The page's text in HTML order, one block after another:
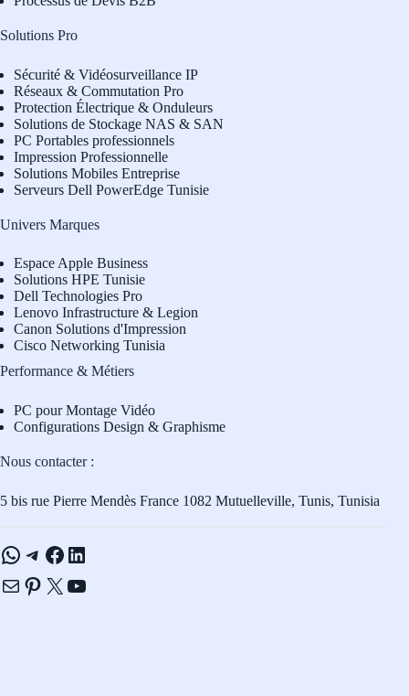
Solutions Pro
Sécurité & Vidéosurveillance IP
Réseaux & Commutation Pro
Protection Électrique & Onduleurs
Solutions de Stockage NAS & SAN
PC Portables professionnels
Impression Professionnelle
Solutions Mobiles Entreprise
Serveurs Dell PowerEdge Tunisie
Univers Marques
Espace Apple Business
Solutions HPE Tunisie
Dell Technologies Pro
Lenovo Infrastructure & Legion
Canon Solutions d'Impression
Cisco Networking Tunisia
Performance & Métiers
PC pour Montage Vidéo
Configurations Design & Graphisme
Nous contacter :
5 bis rue Pierre Mendès France 1082 Mutuelleville, Tunis, Tunisia
WhatsApp
Telegram
Facebook
LinkedIn
E-mailPinterest
X YouTube